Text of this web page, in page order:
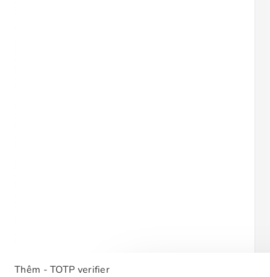
Thêm - TOTP verifier